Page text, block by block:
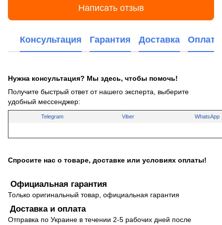
Написать отзыв
Консультация Гарантия Доставка Оплата
Нужна консультация? Мы здесь, чтобы помочь!
Получите быстрый ответ от нашего эксперта, выберите
удобный мессенджер:
Telegram Viber WhatsApp
Спросите нас о товаре, доставке или условиях оплаты!
Официальная гарантия
Только оригинальный товар, официальная гарантия
Доставка и оплата
Отправка по Украине в течении 2-5 рабочих дней после